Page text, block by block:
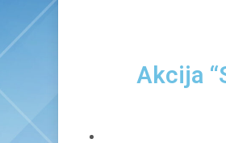
Akcija